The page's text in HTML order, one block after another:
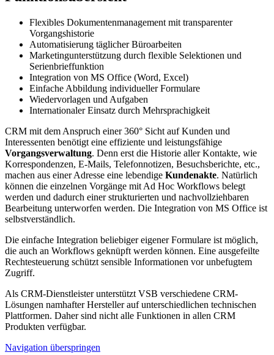
Flexibles Dokumentenmanagement mit transparenter
Vorgangshistorie
Automatisierung täglicher Büroarbeiten
Marketingunterstützung durch flexible Selektionen und
Serienbrieffunktion
Integration von MS Office (Word, Excel)
Einfache Abbildung individueller Formulare
Wiedervorlagen und Aufgaben
Internationaler Einsatz durch Mehrsprachigkeit
CRM mit dem Anspruch einer 360° Sicht auf Kunden und
Interessenten benötigt eine effiziente und leistungsfähige
Vorgangsverwaltung. Denn erst die Historie aller Kontakte, wie
Korrespondenzen, E-Mails, Telefonnotizen, Besuchsberichte, etc.,
machen aus einer Adresse eine lebendige Kundenakte. Natürlich
können die einzelnen Vorgänge mit Ad Hoc Workflows belegt
werden und dadurch einer strukturierten und nachvollziehbaren
Bearbeitung unterworfen werden. Die Integration von MS Office ist
selbstverständlich.
Die einfache Integration beliebiger eigener Formulare ist möglich,
die auch an Workflows geknüpft werden können. Eine ausgefeilte
Rechtesteuerung schützt sensible Informationen vor unbefugtem
Zugriff.
Als CRM-Dienstleister unterstützt VSB verschiedene CRM-
Lösungen namhafter Hersteller auf unterschiedlichen technischen
Plattformen. Daher sind nicht alle Funktionen in allen CRM
Produkten verfügbar.
Navigation überspringen